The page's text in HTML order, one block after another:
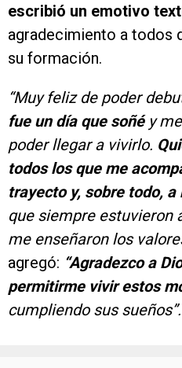
escribió un emotivo
agradecimiento a todos
su formación.
“Muy feliz de poder
fue un día que soñéy
poder llegar a vivirlo.
todos los que me
trayecto y, sobre todo,
que siempre estuvieron
me enseñaron los
agregó: “Agradezco a
permitirme vivir estos
cumpliendo sus sueños”.